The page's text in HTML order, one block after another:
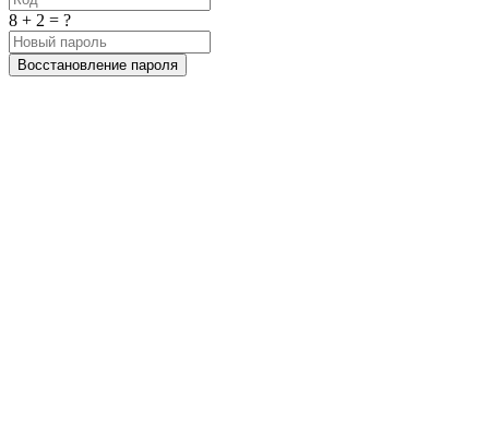
8 + 2 = ?
Восстановление пароля